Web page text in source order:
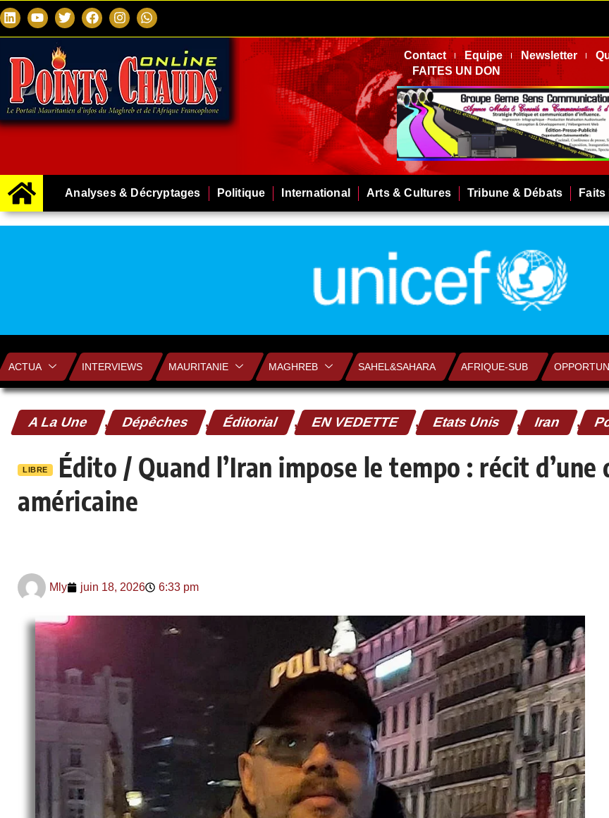
Contact Equipe Newsletter
FAITES UN DON
Analyses & Décryptages Politique International Arts & Cultures Tribune & Débats
ACTUA INTERVIEWS MAURITANIE MAGHREB SAHEL&SAHARA AFRIQUE-SUB
A La Une , Dépêches , Éditorial , EN VEDETTE , Etats Unis , Iran ,
LIBRE
Édito / Quand l’Iran impose le tempo : récit
américaine
Mly juin 18, 2026 6:33 pm